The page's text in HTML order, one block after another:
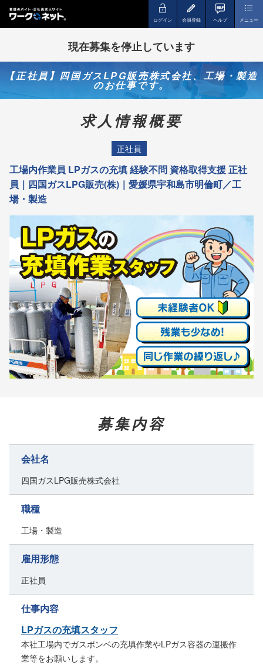
ログイン 会員登録 ヘルプ メニュー
現在募集を停止しています
【正社員】四国ガスLPG販売株式会社、工場・製造
のお仕事です。
求人情報概要
正社員
工場内作業員 LPガスの充填 経験不問 資格取得支援 正社
員｜四国ガスLPG販売(株)｜愛媛県宇和島市明倫町／工
場・製造
募集内容
会社名
四国ガスLPG販売株式会社
職種
工場・製造
雇用形態
正社員
仕事内容
LPガスの充填スタッフ
本社工場内でガスボンベの充填作業やLPガス容器の運搬作
業等をお願いします。